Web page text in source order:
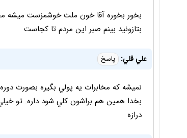
بخور بخوره آقا خون ملت خوشمزست میشه
بتازونید بینم صبر این مردم تا کجاست
علي قلي: پاسخ
نميشه كه مخابرات يه پولي بگيره بصورت
بخدا همين هم براشون كلي شود داره. تو
درازه